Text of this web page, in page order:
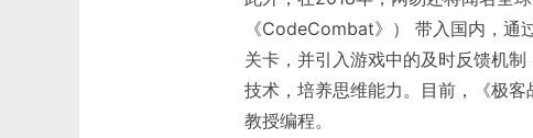
《CodeCombat》） 带入国内，通
关卡，并引入游戏中的及时反馈机
技术，培养思维能力。目前，《极
教授编程。